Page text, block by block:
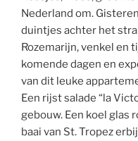
Nederland om.
duintjes achter het
Rozemarijn, venkel en
komende dagen en
van dit leuke
Een rijst salade “la
gebouw. Een koel glas
baai van St. Tropez